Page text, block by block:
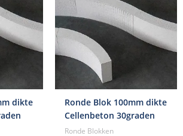
dikte
Ronde Blok 100mm dikte
Cellenbeton 30graden
Ronde Blokken